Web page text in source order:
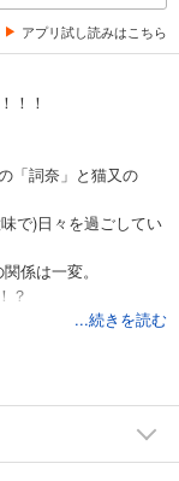
アプリ試し読みはこちら
！！
「詞奈」と猫又の
で)日々を過ごしてい
係は一変。
？
...続きを読む